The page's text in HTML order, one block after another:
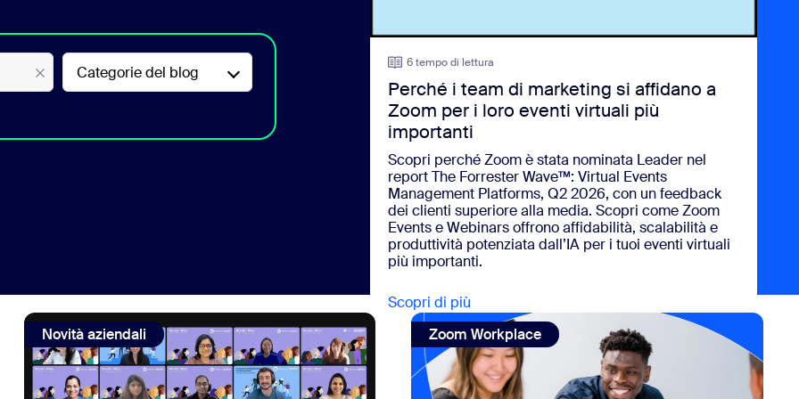
Categorie del blog
6 tempo di lettura
Perché i team di marketing si affidano a
Zoom per i loro eventi virtuali più
importanti
Scopri perché Zoom è stata nominata Leader nel
reportThe Forrester Wave™: Virtual Events
Management Platforms, Q2 2026, con un feedback
dei clienti superiore alla media. Scopri come Zoom
Events e Webinars offrono affidabilità, scalabilità e
produttività potenziata dall’IA per i tuoi eventi virtuali
più importanti.
Scopri di più
aiuta le donne e le ragazze ad accedere a maggiori opportunità
view: "Providing Healin, Promoting Hope" (Offrire guarigione, promuovere la speranza): il mese della storia delle donne
Novità aziendali
view: Zoom parla di Zoom: il nostro lavoro ibrido
Zoom Workplace